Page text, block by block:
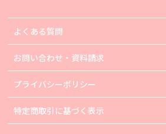
よくある質問
お問い合わせ・資料請求
プライバシーポリシー
特定商取引に基づく表示